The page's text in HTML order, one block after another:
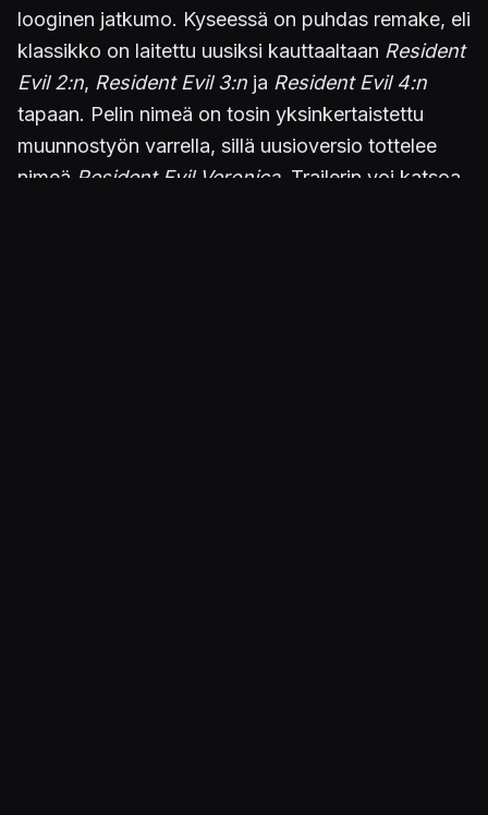
looginen jatkumo. Kyseessä on puhdas remake, eli
klassikko on laitettu uusiksi kauttaaltaan Resident
Evil 2:n, Resident Evil 3:n ja Resident Evil 4:n
tapaan. Pelin nimeä on tosin yksinkertaistettu
muunnostyön varrella, sillä uusioversio tottelee
nimeä Resident Evil Veronica. Trailerin voi katsoa